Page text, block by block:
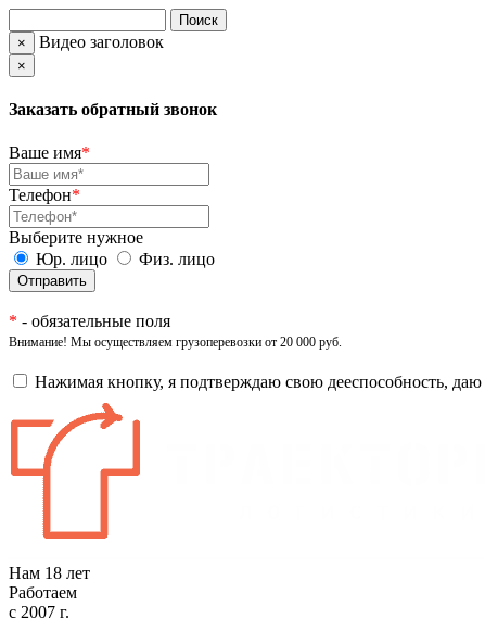
× Видео заголовок
×
Заказать обратный звонок
Ваше имя*
Телефон*
Выберите нужное
Юр. лицо
Физ. лицо
* - обязательные поля
Внимание! Мы осуществляем грузоперевозки от 20 000 руб.
Нажимая кнопку, я подтверждаю свою дееспособность, даю
Нам 18 лет
Работаем
с 2007 г.